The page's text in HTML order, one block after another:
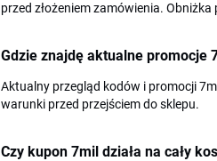
przed złożeniem zamówienia.
Gdzie znajdę aktualne promocje
Aktualny przegląd kodów i promocji
warunki przed przejściem do sklepu.
Czy kupon 7mil działa na cały